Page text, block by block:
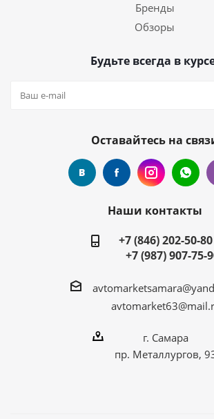
Бренды
Обзоры
Будьте всегда в
Оставайтесь на
Наши контакты
+7 (846) 202-50-80
+7 (987) 907-75-
г. Самара
пр. Металлургов,